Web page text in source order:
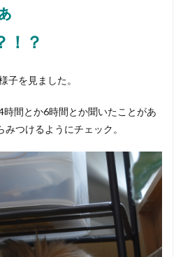
！？
子を見ました。
時間とか6時間とか聞いたことがあ
つけるようにチェック。